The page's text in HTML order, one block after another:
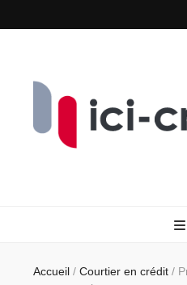
Accueil / Courtier en crédit /